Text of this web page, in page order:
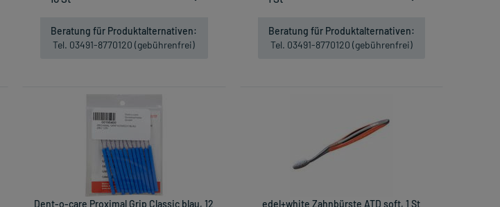
Beratung für Produktalternativen:
Tel. 03491-8770120 (gebührenfrei)
Beratung für Produktalternativen:
Tel. 03491-8770120 (gebührenfrei)
Dent-o-care Proximal Grip Classic blau, 12 edel+white Zahnbürste ATD soft, 1 St